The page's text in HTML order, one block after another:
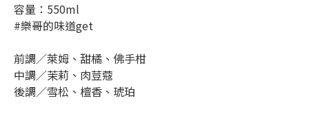
容量：550ml
#樂哥的味道get
前調／萊姆、甜橘、佛手柑
中調／茉莉、肉荳蔻
後調／雪松、檀香、琥珀